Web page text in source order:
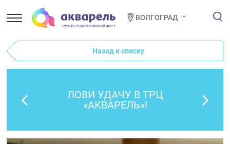
ВОЛГОГРАД
Назад к списку
ЛОВИ УДАЧУ В ТРЦ
«АКВАРЕЛЬ»!